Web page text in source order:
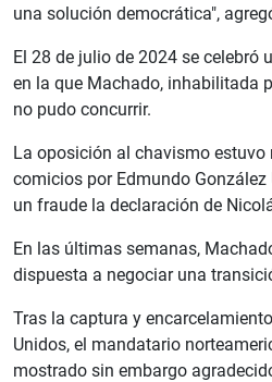
una solución democrática",
El 28 de julio de 2024 se celebró
en la que Machado, inhabilitada
no pudo concurrir.
La oposición al chavismo estuvo
comicios por Edmundo
un fraude la declaración de
En las últimas semanas,
dispuesta a negociar una
Tras la captura y
Unidos, el mandatario
mostrado sin embargo